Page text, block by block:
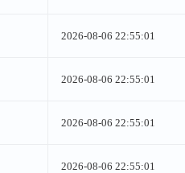
2026-08-06 22:55:01
2026-08-06 22:55:01
2026-08-06 22:55:01
2026-08-06 22:55:01